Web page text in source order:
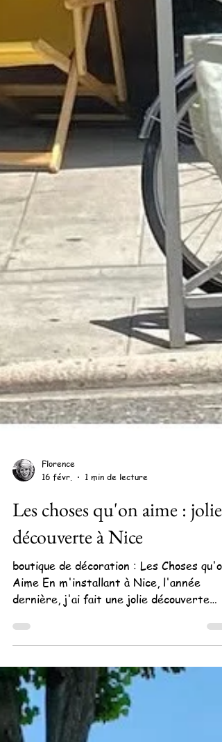
Florence
16 févr.
1 min de lecture
Les choses qu'on aime : jolie
découverte à Nice
boutique de décoration : Les Choses qu'on
Aime En m'installant à Nice, l'année
dernière, j'ai fait une jolie découverte
dans mon quartier: Les Chose qu'on Aime.